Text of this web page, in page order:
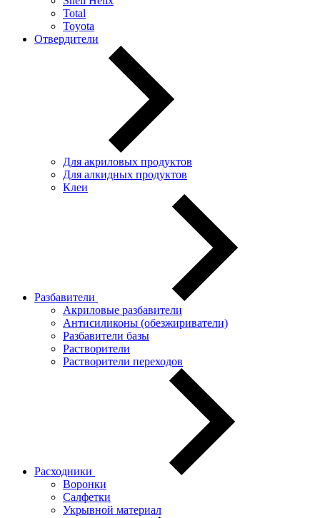
Total
Toyota
Отвердители
Для акриловых продуктов
Для алкидных продуктов
Клеи
Разбавители
Акриловые разбавители
Антисиликоны (обезжириватели)
Разбавители базы
Растворители
Растворители переходов
Расходники
Воронки
Салфетки
Укрывной материал